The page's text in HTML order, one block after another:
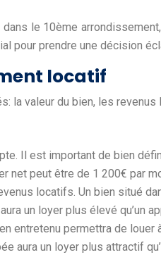
le 10ème
pour prendre une décision
locatif
la valeur du bien, les
Il est important de bien
net peut être de 1 200€ par
locatifs. Un bien situé
un loyer plus élevé qu’un
entretenu permettra de
aura un loyer plus attractif